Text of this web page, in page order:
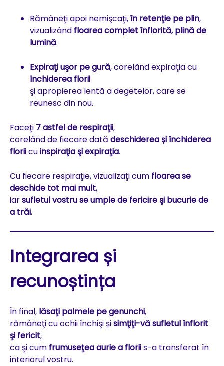
Rămâneţi apoi nemişcaţi,în retenţie pe plin,
vizualizând floarea complet înflorită, plină de
lumină.
Expiraţi uşor pe gură, corelând expiraţia cu
închiderea florii
şi apropierea lentă a degetelor, care se
reunesc din nou.
Faceţi 7 astfel de respiraţii,
corelând de fiecare dată deschiderea și închiderea
floriicuinspiraţia şi expiraţia.
Cu fiecare respiraţie, vizualizaţi cum floarea se
deschide tot mai mult,
iarsufletul vostru se umple de fericire şi bucurie de
a trăi.
Integrarea și
recunoștința
În final, lăsaţi palmele pe genunchi,
rămâneţi cu ochii închişi șisimţiţi-vă sufletul înflorit
şi fericit,
ca şi cum frumuseţea aurie a floriis-a transferat în
interiorul vostru.